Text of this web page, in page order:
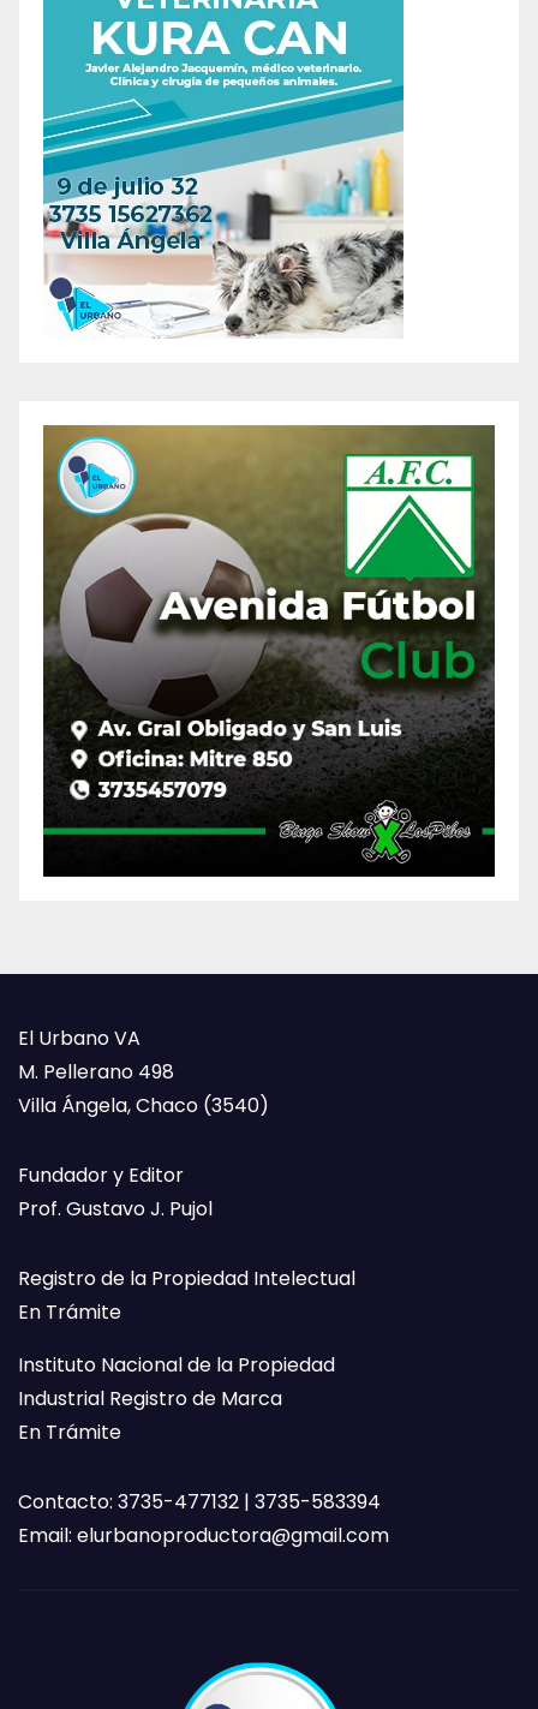
El Urbano VA
M. Pellerano 498
Villa Ángela, Chaco (3540)
Fundador y Editor
Prof. Gustavo J. Pujol
Registro de la Propiedad Intelectual
En Trámite
Instituto Nacional de la Propiedad
Industrial Registro de Marca
En Trámite
Contacto: 3735-477132 | 3735-583394
Email: elurbanoproductora@gmail.com